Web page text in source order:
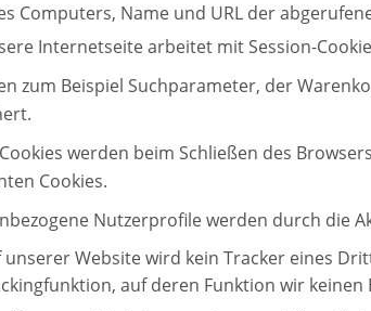
Computers, Name und URL der
Internetseite arbeitet mit Session-
zum Beispiel Suchparameter, der
werden beim Schließen des
Cookies.
Nutzerprofile werden durch die
unserer Website wird kein Tracker eines
auf deren Funktion wir keinen